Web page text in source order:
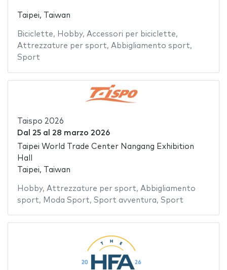
Taipei, Taiwan
Biciclette, Hobby, Accessori per biciclette,
Attrezzature per sport, Abbigliamento sport,
Sport
Taispo 2026
Dal 25al 28 marzo 2026
Taipei World Trade Center Nangang Exhibition
Hall
Taipei, Taiwan
Hobby, Attrezzature per sport, Abbigliamento
sport, Moda Sport, Sport avventura, Sport